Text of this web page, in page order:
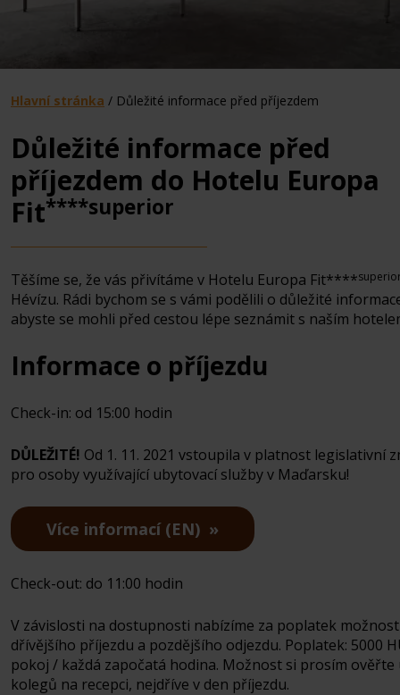
Hlavní stránka / Důležité informace před příjezdem
Důležité informace před
příjezdem do Hotelu Europa
Fit****superior
Těšíme se, že vás přivítáme v Hotelu Europa Fit****
Hévízu. Rádi bychom se s vámi podělili o důležité
abyste se mohli před cestou lépe seznámit s naším
Informace o příjezdu
Check-in: od 15:00 hodin
DŮLEŽITÉ! Od 1. 11. 2021 vstoupila v platnost legislativní
pro osoby využívající ubytovací služby v Maďarsku!
Více informací (EN)
Check-out: do 11:00 hodin
V závislosti na dostupnosti nabízíme za poplatek možnost
dřívějšího příjezdu a pozdějšího odjezdu. Poplatek: 5000
pokoj / každá započatá hodina. Možnost si prosím ověřte
kolegů na recepci, nejdříve v den příjezdu.